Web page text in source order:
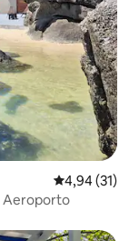
4,94 de uma
4,94 (31)
Aeroporto